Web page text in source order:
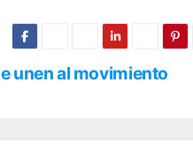
unen al movimiento